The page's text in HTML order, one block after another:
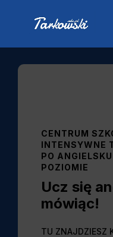
CENTRUM
INTENSYWNE
PO ANGIELSKU
POZIOMIE
Ucz się
mówiąc!
TU ZNAJDZIESZ